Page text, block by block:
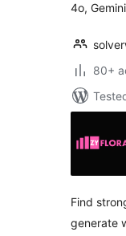
4o,
80+
Find
generate